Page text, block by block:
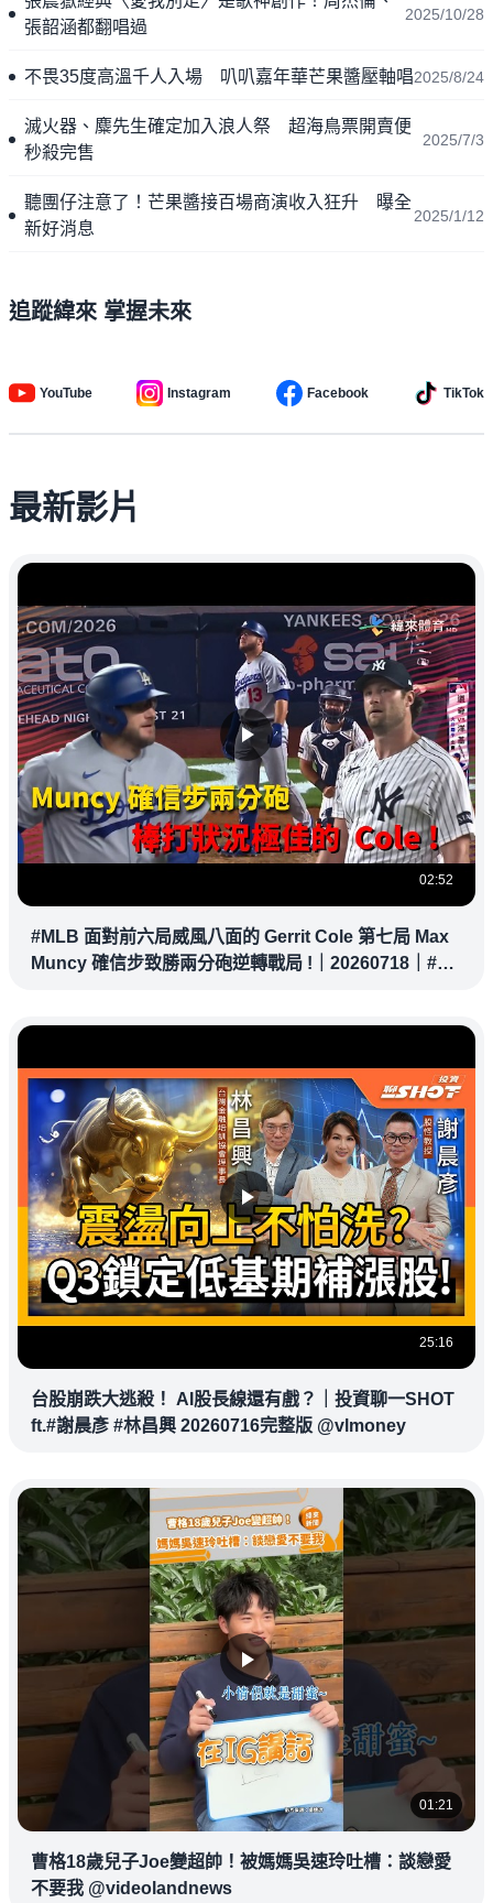
張韶涵都翻唱過
2025/10/28
不畏35度高溫千人入場 叭叭嘉年華芒果醬壓軸唱2025/8/24
滅火器、麋先生確定加入浪人祭 超海鳥票開賣便
秒殺完售
2025/7/3
聽團仔注意了！芒果醬接百場商演收入狂升 曝全
新好消息
2025/1/12
追蹤緯來 掌握未來
YouTube Instagram Facebook TikTok
最新影片
02:52
#MLB 面對前六局威風八面的 Gerrit Cole 第七局 Max
Muncy 確信步致勝兩分砲逆轉戰局 !｜20260718｜#洛
25:16
台股崩跌大逃殺！ AI股長線還有戲？｜投資聊一SHOT
ft.#謝晨彥 #林昌興 20260716完整版 @vlmoney
01:21
曹格18歲兒子Joe變超帥！被媽媽吳速玲吐槽：談戀愛
不要我 @videolandnews